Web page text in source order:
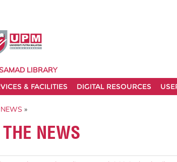
LIBRARY
& FACILITIES DIGITAL RESOURCES
»
NEWS